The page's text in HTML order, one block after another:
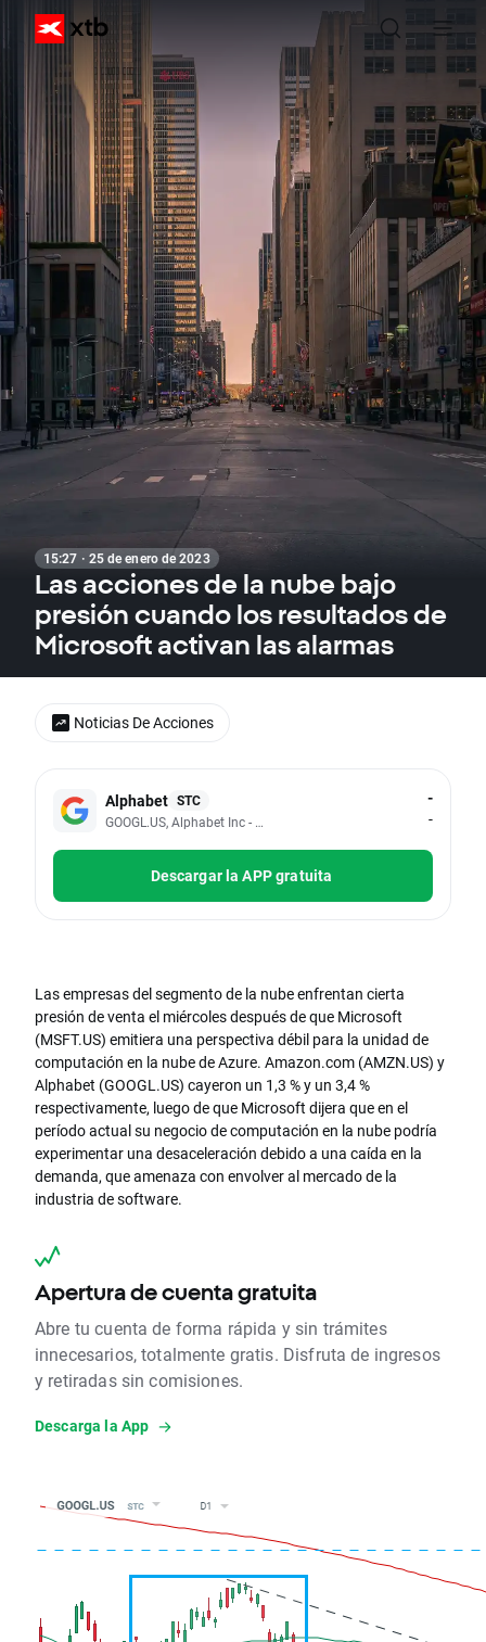
15:27 · 25 de enero de 2023
Las acciones de la nube bajo
presión cuando los resultados de
Microsoft activan las alarmas
Alphabet STC
GOOGL.US, Alphabet Inc - Class A
-
-
Descargar la APP gratuita
Las empresas del segmento de la nube enfrentan cierta
presión de venta el miércoles después de que Microsoft
(MSFT.US) emitiera una perspectiva débil para la unidad de
computación en la nube de Azure. Amazon.com (AMZN.US) y
Alphabet (GOOGL.US) cayeron un 1,3 % y un 3,4 %
respectivamente, luego de que Microsoft dijera que en el
período actual su negocio de computación en la nube podría
experimentar una desaceleración debido a una caída en la
demanda, que amenaza con envolver al mercado de la
industria de software.
Apertura de cuenta gratuita
Abre tu cuenta de forma rápida y sin trámites
innecesarios, totalmente gratis. Disfruta de ingresos
y retiradas sin comisiones.
Descarga la App
Noticias De Acciones